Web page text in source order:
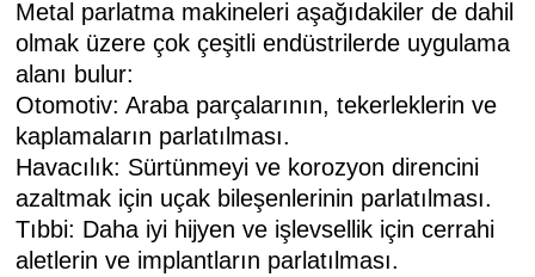
Metal parlatma makineleri aşağıdakiler de dahil
olmak üzere çok çeşitli endüstrilerde uygulama
alanı bulur:
Otomotiv: Araba parçalarının, tekerleklerin ve
kaplamaların parlatılması.
Havacılık: Sürtünmeyi ve korozyon direncini
azaltmak için uçak bileşenlerinin parlatılması.
Tıbbi: Daha iyi hijyen ve işlevsellik için cerrahi
aletlerin ve implantların parlatılması.